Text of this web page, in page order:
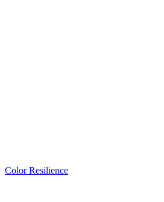
Color Resilience